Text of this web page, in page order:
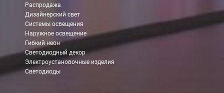
При заказе менее 7000 руб. стоимость доставки 750 руб.
В Москве и МО (за МКАД)
При заказе от 7000 руб. стоимость доставки равна 30 руб.
При заказе менее 7000 руб. стоимость доставки 750 руб. +
Распродажа
Дизайнерский свет
Системы освещения
Наружное освещение
Гибкий неон
Светодиодный декор
Электроустановочные изделия
Светодиоды